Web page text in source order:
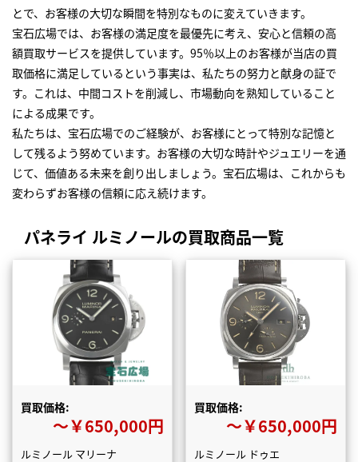
とで、お客様の大切な瞬間を特別なものに変えていきます。
宝石広場では、お客様の満足度を最優先に考え、安心と信頼の高
額買取サービスを提供しています。95％以上のお客様が当店の買
取価格に満足しているという事実は、私たちの努力と献身の証で
す。これは、中間コストを削減し、市場動向を熟知していること
による成果です。
私たちは、宝石広場でのご経験が、お客様にとって特別な記憶と
して残るよう努めています。お客様の大切な時計やジュエリーを通
じて、価値ある未来を創り出しましょう。宝石広場は、これからも
変わらずお客様の信頼に応え続けます。
パネライ ルミノールの買取商品一覧
買取価格:
〜￥650,000円
ルミノール マリーナ
買取価格:
〜￥650,000円
ルミノール ドゥエ